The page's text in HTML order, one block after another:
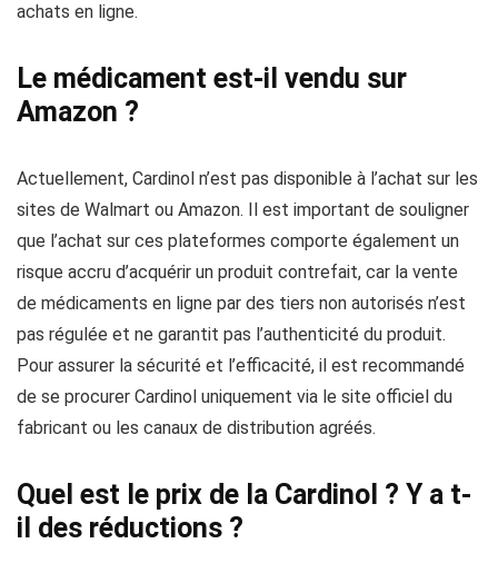
achats en ligne.
Le médicament est-il vendu sur
Amazon ?
Actuellement, Cardinol n’est pas disponible à l’achat sur les
sites de Walmart ou Amazon. Il est important de souligner
que l’achat sur ces plateformes comporte également un
risque accru d’acquérir un produit contrefait, car la vente
de médicaments en ligne par des tiers non autorisés n’est
pas régulée et ne garantit pas l’authenticité du produit.
Pour assurer la sécurité et l’efficacité, il est recommandé
de se procurer Cardinol uniquement via le site officiel du
fabricant ou les canaux de distribution agréés.
Quel est le prix de la Cardinol ? Y a t-
il des réductions ?